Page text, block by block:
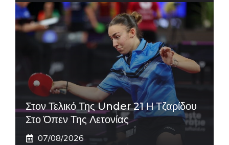
Στον Τελικό Της Under 21 Η Τζαρίδου
Στο Όπεν Της Λετονίας
07/08/2026